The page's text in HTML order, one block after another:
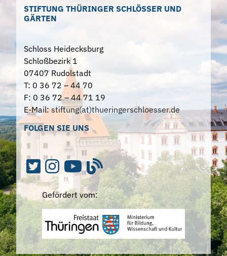
STIFTUNG THÜRINGER SCHLÖSSER UND
GÄRTEN
Schloss Heidecksburg
Schloßbezirk 1
07407 Rudolstadt
T: 0 36 72 – 44 70
F: 0 36 72 – 44 71 19
E-Mail:stiftung(at)thueringerschloesser.de
FOLGEN SIE UNS
Gefördert vom: